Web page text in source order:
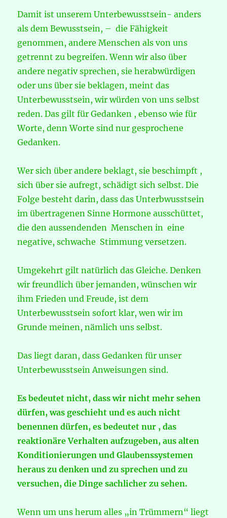
Damit ist unserem Unterbewusstsein- anders
als dem Bewusstsein, – die Fähigkeit
genommen, andere Menschen als von uns
getrennt zu begreifen. Wenn wir also über
andere negativ sprechen, sie herabwürdigen
oder uns über sie beklagen, meint das
Unterbewusstsein, wir würden von uns selbst
reden. Das gilt für Gedanken , ebenso wie für
Worte, denn Worte sind nur gesprochene
Gedanken.
Wer sich über andere beklagt, sie beschimpft ,
sich über sie aufregt, schädigt sich selbst. Die
Folge besteht darin, dass das Unterbwusstsein
im übertragenen Sinne Hormone ausschüttet,
die den aussendenden Menschen in eine
negative, schwache Stimmung versetzen.
Umgekehrt gilt natürlich das Gleiche. Denken
wir freundlich über jemanden, wünschen wir
ihm Frieden und Freude, ist dem
Unterbewusstsein sofort klar, wen wir im
Grunde meinen, nämlich uns selbst.
Das liegt daran, dass Gedanken für unser
Unterbewusstsein Anweisungen sind.
Es bedeutet nicht, dass wir nicht mehr sehen
dürfen, was geschieht und es auch nicht
benennen dürfen, es bedeutet nur , das
reaktionäre Verhalten aufzugeben, aus alten
Konditionierungen und Glaubenssystemen
heraus zu denken und zu sprechen und zu
versuchen, die Dinge sachlicher zu sehen.
Wenn um uns herum alles „in Trümmern“ liegt